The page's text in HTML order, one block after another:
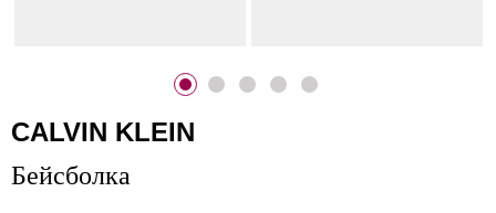
CALVIN KLEIN
Бейсболка